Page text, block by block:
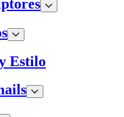
Estilo